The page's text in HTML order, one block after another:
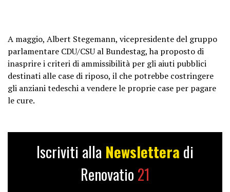
A maggio, Albert Stegemann, vicepresidente del gruppo
parlamentare CDU/CSU al Bundestag, ha proposto di
inasprire i criteri di ammissibilità per gli aiuti pubblici
destinati alle case di riposo, il che potrebbe costringere
gli anziani tedeschi a vendere le proprie case per pagare
le cure.
Iscriviti alla Newslettera di
Renovatio 21